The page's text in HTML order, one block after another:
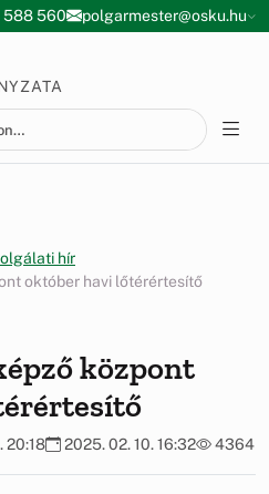
588 560 polgarmester@osku.hu
hír
október havi lőtérértesítő
központ
20:18 2025. 02. 10. 16:32 4364